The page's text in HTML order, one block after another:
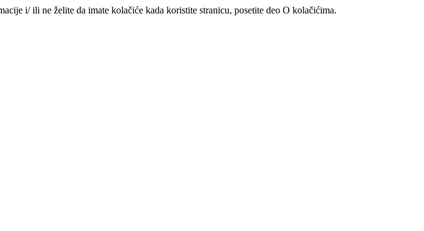
i/ ili ne želite da imate kolačiće kada koristite stranicu, posetite deo O kolačićima.